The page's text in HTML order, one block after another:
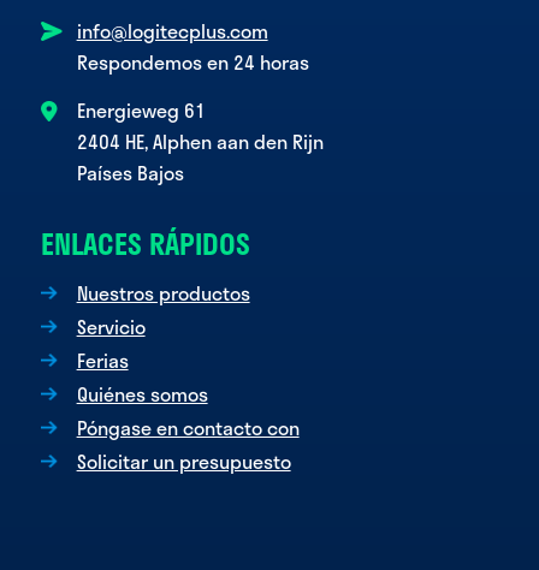
info@logitecplus.com
Respondemos en 24 horas
Energieweg 61
2404 HE, Alphen aan den Rijn
Países Bajos
ENLACES RÁPIDOS
Nuestros productos
Servicio
Ferias
Quiénes somos
Póngase en contacto con
Solicitar un presupuesto